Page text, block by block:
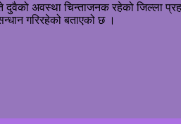
दुवैको अवस्था चिन्ताजनक रहेको जिल्ला
गरिरहेको बताएको छ ।